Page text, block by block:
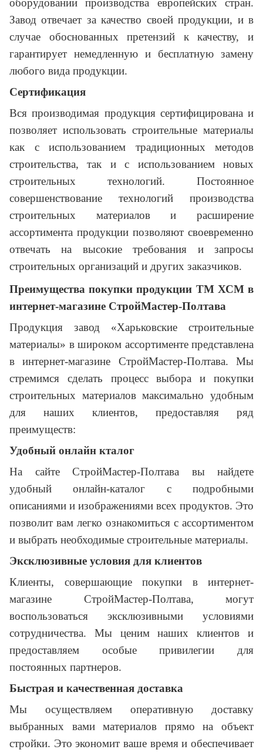
оборудовании производства европейских стран.
Завод отвечает за качество своей продукции, и в
случае обоснованных претензий к качеству, и
гарантирует немедленную и бесплатную замену
любого вида продукции.
Сертификация
Вся производимая продукция сертифицирована и
позволяет использовать строительные материалы
как с использованием традиционных методов
строительства, так и с использованием новых
строительных технологий. Постоянное
совершенствование технологий производства
строительных материалов и расширение
ассортимента продукции позволяют своевременно
отвечать на высокие требования и запросы
строительных организаций и других заказчиков.
Преимущества покупки продукции ТМ ХСМ в
интернет-магазине СтройМастер-Полтава
Продукция завод «Харьковские строительные
материалы» в широком ассортименте представлена
в интернет-магазине СтройМастер-Полтава. Мы
стремимся сделать процесс выбора и покупки
строительных материалов максимально удобным
для наших клиентов, предоставляя ряд
преимуществ:
Удобный онлайн кталог
На сайте СтройМастер-Полтава вы найдете
удобный онлайн-каталог с подробными
описаниями и изображениями всех продуктов. Это
позволит вам легко ознакомиться с ассортиментом
и выбрать необходимые строительные материалы.
Эксклюзивные условия для клиентов
Клиенты, совершающие покупки в интернет-
магазине СтройМастер-Полтава, могут
воспользоваться эксклюзивными условиями
сотрудничества. Мы ценим наших клиентов и
предоставляем особые привилегии для
постоянных партнеров.
Быстрая и качественная доставка
Мы осуществляем оперативную доставку
выбранных вами материалов прямо на объект
стройки. Это экономит ваше время и обеспечивает